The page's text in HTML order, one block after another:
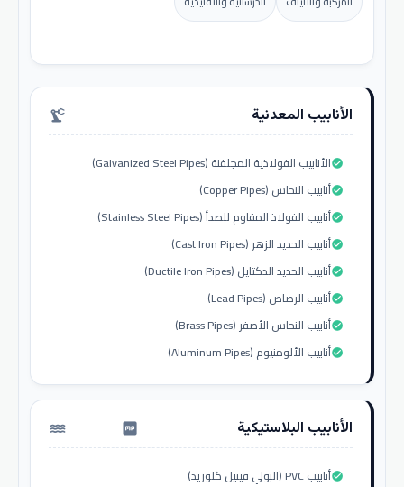
الأنابيب المعدنية precision_manufacturing
الأنابيب الفولاذية المجلفنة (Galvanized Steel Pipes)check_circle
أنابيب النحاس (Copper Pipes)check_circle
أنابيب الفولاذ المقاوم للصدأ (Stainless Steel Pipes)check_circle
أنابيب الحديد الزهر (Cast Iron Pipes)check_circle
أنابيب الحديد الدكتايل (Ductile Iron Pipes)check_circle
أنابيب الرصاص (Lead Pipes)check_circle
أنابيب النحاس الأصفر (Brass Pipes)check_circle
أنابيب الألومنيوم (Aluminum Pipes)check_circle
الأنابيب البلاستيكية water_pump
أنابيب PVC (البولي فينيل كلوريد)check_circle